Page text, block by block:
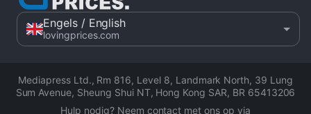
Engels/ English
lovingprices.com
Mediapress Ltd., Rm 816, Level 8, Landmark North, 39 Lung
Sum Avenue, Sheung Shui NT, Hong Kong SAR, BR 65413206
Hulp nodig? Neem contact met ons op via